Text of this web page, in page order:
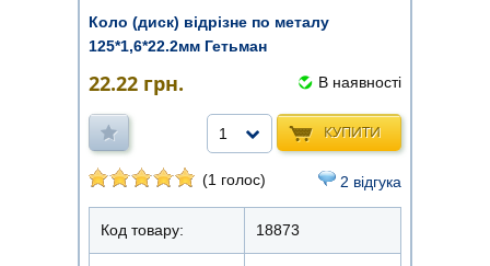
Коло (диск) відрізне по металу
125*1,6*22.2мм Гетьман
22.22 грн. В наявності
КУПИТИ
1
(1 голос) 2 відгука
Код товару: 18873